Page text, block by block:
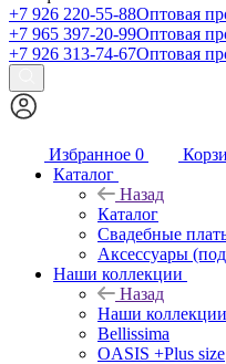
+7 926 220-55-88Оптовая
+7 965 397-20-99Оптовая
+7 926 313-74-67Оптовая
Избранное 0
Каталог
Назад
Каталог
Свадебные
Аксессуары
Наши коллекции
Назад
Наши коллекции
Bellissima
OASIS +Plus size